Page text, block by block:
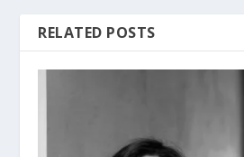
RELATED POSTS